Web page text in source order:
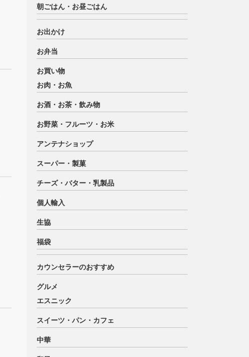
朝ごはん・お昼ごはん
お出かけ
お弁当
お買い物
お肉・お魚
お酒・お茶・飲み物
お野菜・フルーツ・お米
アンテナショップ
スーパー・製菓
チーズ・バター・乳製品
個人輸入
生協
福袋
カウンセラーのおすすめ
グルメ
エスニック
スイーツ・パン・カフェ
中華